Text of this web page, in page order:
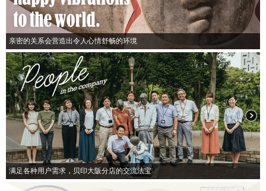
亲密的关系会营造出令人心情舒畅的环境
满足各种用户需求，贝印大阪分店的交流法宝